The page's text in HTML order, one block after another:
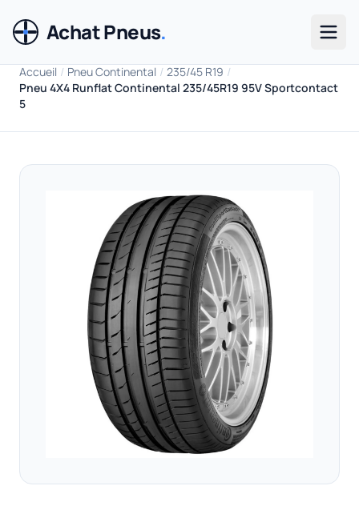
Achat Pneus.
Accueil / Pneu Continental / 235/45 R19 /
Pneu 4X4 Runflat Continental 235/45R19 95V Sportcontact
5